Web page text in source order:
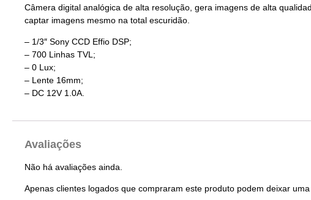
Câmera digital analógica de alta resolução, gera imagens de alta
captar imagens mesmo na total escuridão.
– 1/3″ Sony CCD Effio DSP;
– 700 Linhas TVL;
– 0 Lux;
– Lente 16mm;
– DC 12V 1.0A.
Avaliações
Não há avaliações ainda.
Apenas clientes logados que compraram este produto podem deixar uma